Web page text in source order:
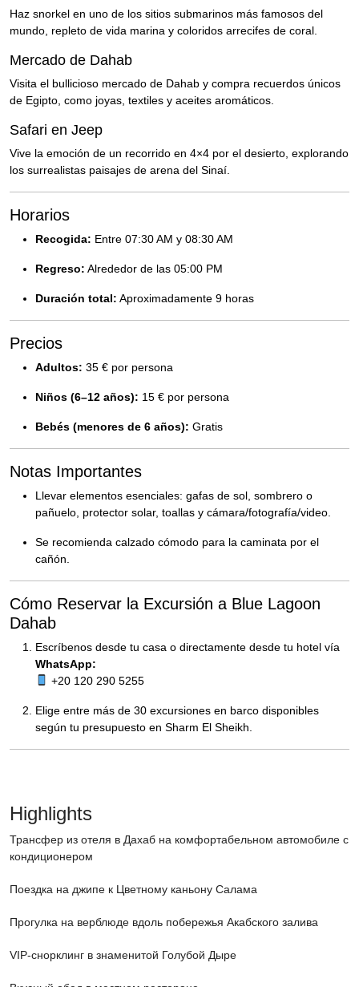
Haz snorkel en uno de los sitios submarinos más famosos del
mundo, repleto de vida marina y coloridos arrecifes de coral.
Mercado de Dahab
Visita el bullicioso mercado de Dahab y compra recuerdos únicos
de Egipto, como joyas, textiles y aceites aromáticos.
Safari en Jeep
Vive la emoción de un recorrido en 4×4 por el desierto, explorando
los surrealistas paisajes de arena del Sinaí.
Horarios
Recogida: Entre 07:30 AM y 08:30 AM
Regreso: Alrededor de las 05:00 PM
Duración total: Aproximadamente 9 horas
Precios
Adultos: 35 € por persona
Niños (6–12 años): 15 € por persona
Bebés (menores de 6 años): Gratis
Notas Importantes
Llevar elementos esenciales: gafas de sol, sombrero o
pañuelo, protector solar, toallas y cámara/fotografía/video.
Se recomienda calzado cómodo para la caminata por el
cañón.
Cómo Reservar la Excursión a Blue Lagoon
Dahab
Escríbenos desde tu casa o directamente desde tu hotel vía
WhatsApp:
+20 120 290 5255
Elige entre más de 30 excursiones en barco disponibles
según tu presupuesto en Sharm El Sheikh.
Highlights
Трансфер из отеля в Дахаб на комфортабельном автомобиле с
кондиционером
Поездка на джипе к Цветному каньону Салама
Прогулка на верблюде вдоль побережья Акабского залива
VIP-снорклинг в знаменитой Голубой Дыре